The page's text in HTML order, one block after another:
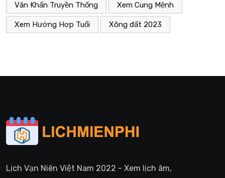
Văn Khấn Truyền Thống Xem Cung Mệnh
Xem Hướng Hợp Tuổi Xông đất 2023
Lịch Vạn Niên Việt Nam 2022 - Xem lịch âm,